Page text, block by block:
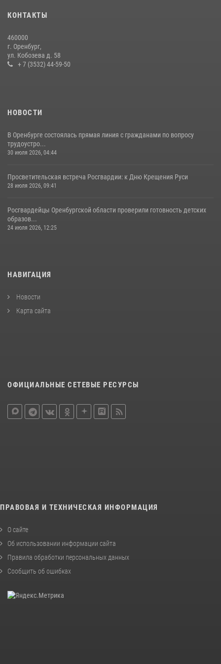
14 июля 2026, 10:43
подозрению в хищении товара из магазина
11 июля 2026, 12:22
КОНТАКТЫ
460000
г. Оренбург,
ул. Кобозева д. 58
+ 7 (3532) 44-59-50
НОВОСТИ
В Оренбурге состоялась прямая линия с гражданами по вопросу
трудоустро...
30 июля 2026, 04:44
Просветительская встреча Росгвардии: к Дню Крещения Руси
28 июля 2026, 09:41
Росгвардейцы Оренбургской области проверили готовность детских
образов...
24 июля 2026, 12:25
НАВИГАЦИЯ
Новости
Карта сайта
ОФИЦИАЛЬНЫЕ СЕТЕВЫЕ РЕСУРСЫ
ПРАВОВАЯ И ТЕХНИЧЕСКАЯ ИНФОРМАЦИЯ
О сайте
Об использовании информации сайта
Правила обработки персональных данных
Сообщить об ошибках